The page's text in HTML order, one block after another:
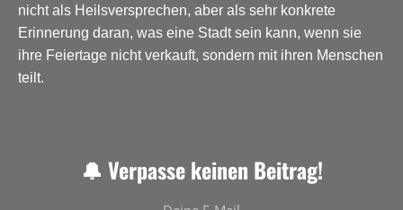
nicht als Heilsversprechen, aber als sehr konkrete
Erinnerung daran, was eine Stadt sein kann, wenn sie
ihre Feiertage nicht verkauft, sondern mit ihren Menschen
teilt.
🔔 Verpasse keinen Beitrag!